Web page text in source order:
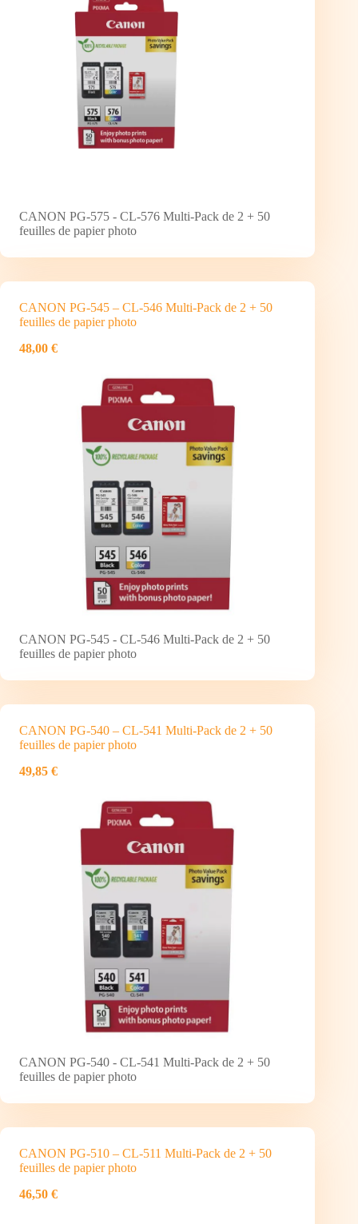
CANON PG-575 - CL-576 Multi-Pack de 2 + 50
feuilles de papier photo
CANON PG-545 – CL-546 Multi-Pack de 2 + 50
feuilles de papier photo
48,00 €
CANON PG-545 - CL-546 Multi-Pack de 2 + 50
feuilles de papier photo
CANON PG-540 – CL-541 Multi-Pack de 2 + 50
feuilles de papier photo
49,85 €
CANON PG-540 - CL-541 Multi-Pack de 2 + 50
feuilles de papier photo
CANON PG-510 – CL-511 Multi-Pack de 2 + 50
feuilles de papier photo
46,50 €